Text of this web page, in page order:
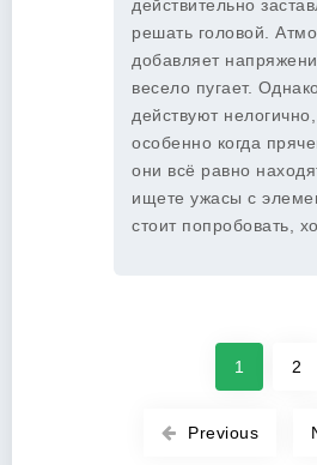
действительно
решать головой.
добавляет
весело пугает.
действуют
особенно когда
они всё равно
ищете ужасы с
стоит попробовать,
Previous
1 2